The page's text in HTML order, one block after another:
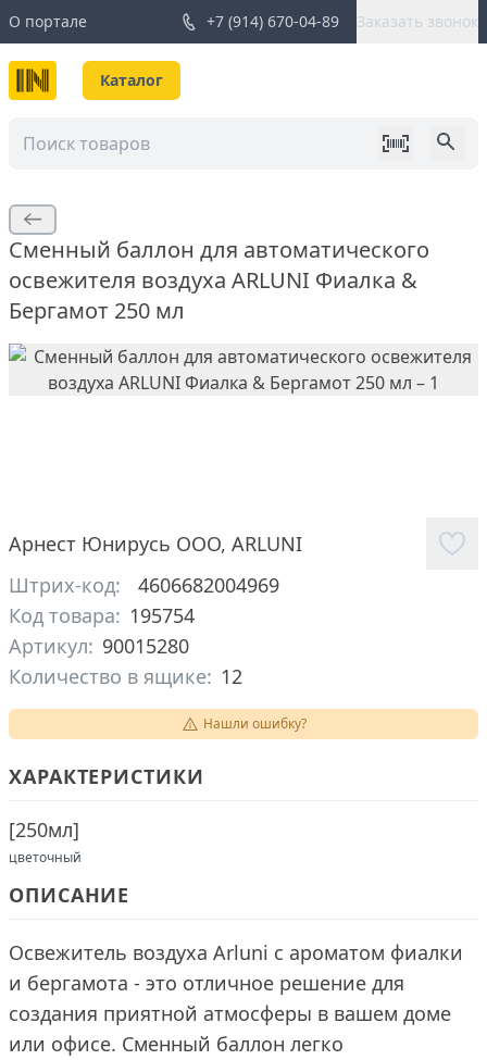
О портале +7 (914) 670-04-89 Заказать звонок
Каталог
Сменный баллон для автоматического
освежителя воздуха ARLUNI Фиалка &
Бергамот 250 мл
Арнест Юнирусь ООО, ARLUNI
Штрих-код:
4606682004969
Код товара: 195754
Артикул: 90015280
Количество в ящике: 12
Нашли ошибку?
ХАРАКТЕРИСТИКИ
[250мл]
цветочный
ОПИСАНИЕ
Освежитель воздуха Arluni с ароматом фиалки
и бергамота - это отличное решение для
создания приятной атмосферы в вашем доме
или офисе. Сменный баллон легко